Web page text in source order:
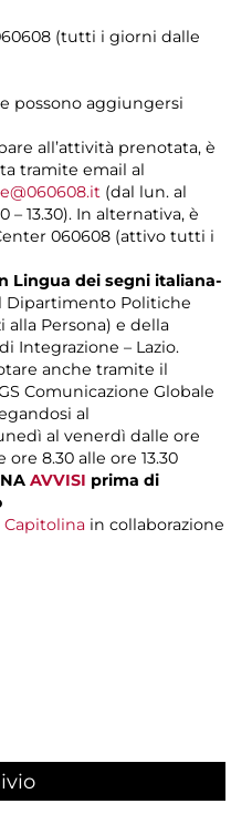
(tutti i giorni dalle
possono aggiungersi
all’attività prenotata, è
tramite email al
(dal lun. al
– 13.30). In alternativa, è
060608 (attivo tutti i
Lingua dei segni italiana-
Dipartimento Politiche
alla Persona) e della
Integrazione – Lazio.
anche tramite il
Comunicazione Globale
al
al venerdì dalle ore
ore 8.30 alle ore 13.30
AVVISI prima di
in collaborazione